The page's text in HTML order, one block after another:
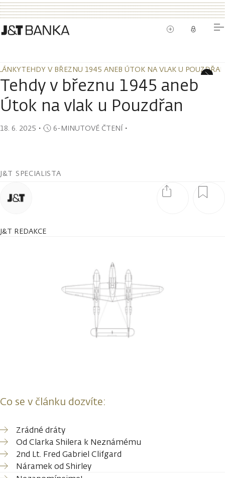
TEHDY V BŘEZNU 1945 ANEB ÚTOK NA VLAK U POUZDŘAN
TEHDY V BŘEZNU 1945 ANEB ÚTOK NA VLAK U POUZDŘAN
Tehdy v březnu 1945 aneb
Útok na vlak u Pouzdřan
18. 6. 2025 ・ 6-MINUTOVÉ ČTENÍ・
J&T SPECIALISTA
J&T REDAKCE
Co se v článku dozvíte:
Zrádné dráty
Od Clarka Shilera k Neznámému
2nd Lt. Fred Gabriel Clifgard
Náramek od Shirley